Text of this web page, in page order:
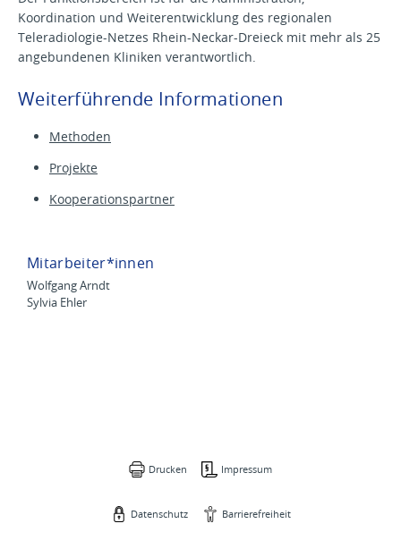
Koordination und Weiterentwicklung des regionalen
Teleradiologie-Netzes Rhein-Neckar-Dreieck mit mehr als 25
angebundenen Kliniken verantwortlich.
Weiterführende Informationen
Methoden
Projekte
Kooperationspartner
Mitarbeiter*innen
Wolfgang Arndt
Sylvia Ehler
Drucken Impressum
Datenschutz Barrierefreiheit